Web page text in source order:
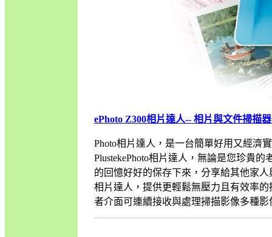
ePhoto Z300相片達人-- 相片與文件掃描
Photo相片達人，是一台簡單好用又經濟
PlustekePhoto相片達人，無論是您珍貴
的回憶好好的保存下來，分享給其他家
相片達人，提供更輕鬆無壓力且有效率
者介面可連續接收與處理掃描影像多種